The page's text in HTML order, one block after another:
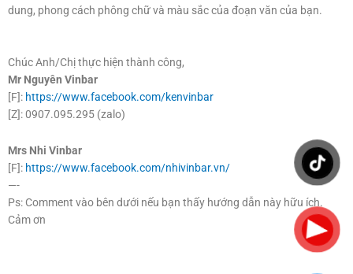
dung, phong cách phông chữ và màu sắc của đoạn văn của bạn.
Chúc Anh/Chị thực hiện thành công,
Mr Nguyên Vinbar
[F]: https://www.facebook.com/kenvinbar
[Z]: 0907.095.295 (zalo)
Mrs Nhi Vinbar
[F]: https://www.facebook.com/nhivinbar.vn/
—-
Ps: Comment vào bên dưới nếu bạn thấy hướng dẫn này hữu ích.
Cảm ơn